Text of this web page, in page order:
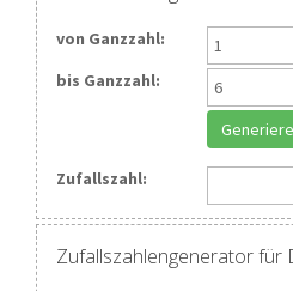
von Ganzzahl:
bis Ganzzahl:
Zufallszahl:
Zufallszahlengenerator für